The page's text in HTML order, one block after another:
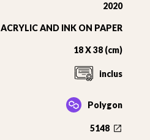
2020
ACRYLIC AND INK ON PAPER
18 X 38 (cm)
inclus
Polygon
5148